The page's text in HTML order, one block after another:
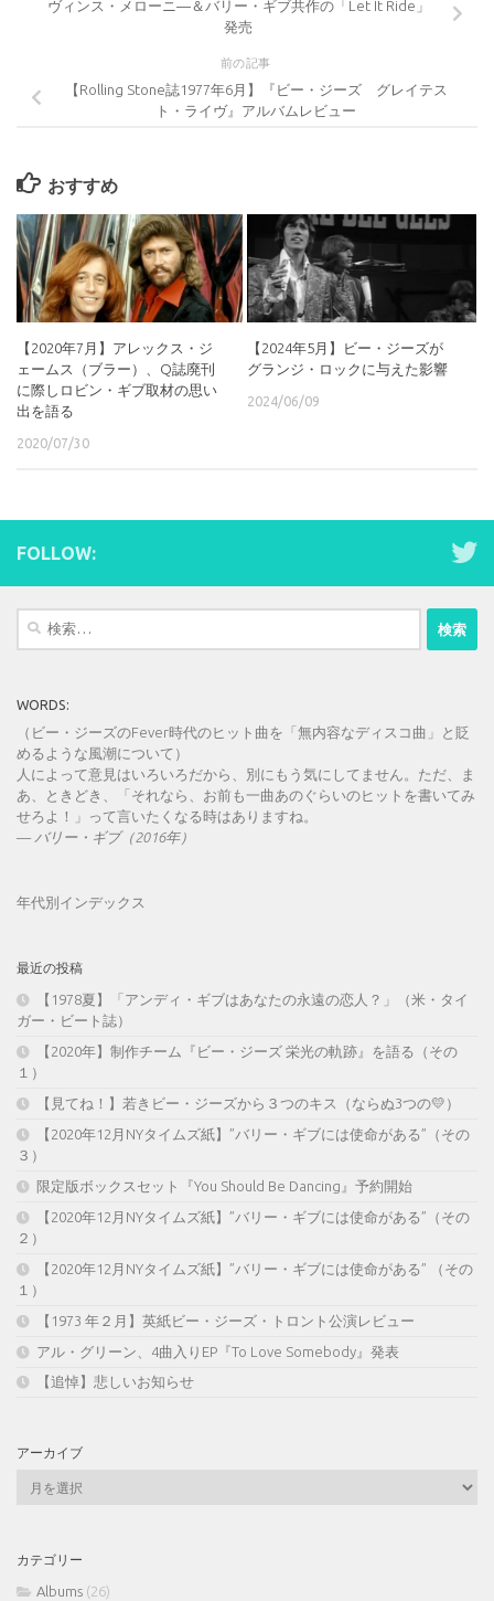
ヴィンス・メローニ―＆バリー・ギブ共作の「Let It Ride」
発売
前の記事
【Rolling Stone誌1977年6月】『ビー・ジーズ グレイテス
ト・ライヴ』アルバムレビュー
おすすめ
【2020年7月】アレックス・ジ
ェームス（ブラー）、Q誌廃刊
に際しロビン・ギブ取材の思い
出を語る
2020/07/30
【2024年5月】ビー・ジーズが
グランジ・ロックに与えた影響
2024/06/09
FOLLOW:
WORDS:
（ビー・ジーズのFever時代のヒット曲を「無内容なディスコ曲」と貶
めるような風潮について）
人によって意見はいろいろだから、別にもう気にしてません。ただ、ま
あ、ときどき、「それなら、お前も一曲あのぐらいのヒットを書いてみ
せろよ！」って言いたくなる時はありますね。
— バリー・ギブ（2016年）
年代別インデックス
最近の投稿
【1978夏】「アンディ・ギブはあなたの永遠の恋人？」（米・タイ
ガー・ビート誌）
【2020年】制作チーム『ビー・ジーズ 栄光の軌跡』を語る（その
１）
【見てね！】若きビー・ジーズから３つのキス（ならぬ3つの💛）
【2020年12月NYタイムズ紙】”バリー・ギブには使命がある”（その
３）
限定版ボックスセット『You Should Be Dancing』予約開始
【2020年12月NYタイムズ紙】”バリー・ギブには使命がある”（その
２）
【2020年12月NYタイムズ紙】”バリー・ギブには使命がある” （その
１）
【1973 年２月】英紙ビー・ジーズ・トロント公演レビュー
アル・グリーン、4曲入りEP『To Love Somebody』発表
【追悼】悲しいお知らせ
アーカイブ
ブ
カテゴリー
Albums (26)